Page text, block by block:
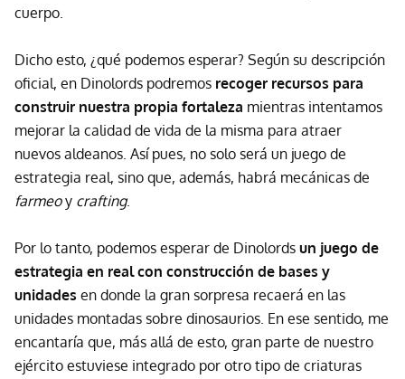
cuerpo.
Dicho esto, ¿qué podemos esperar? Según su descripción
oficial, en Dinolords podremos recoger recursos para
construir nuestra propia fortaleza mientras intentamos
mejorar la calidad de vida de la misma para atraer
nuevos aldeanos. Así pues, no solo será un juego de
estrategia real, sino que, además, habrá mecánicas de
farmeoy crafting.
Por lo tanto, podemos esperar de Dinolords un juego de
estrategia en real con construcción de bases y
unidades en donde la gran sorpresa recaerá en las
unidades montadas sobre dinosaurios. En ese sentido, me
encantaría que, más allá de esto, gran parte de nuestro
ejército estuviese integrado por otro tipo de criaturas